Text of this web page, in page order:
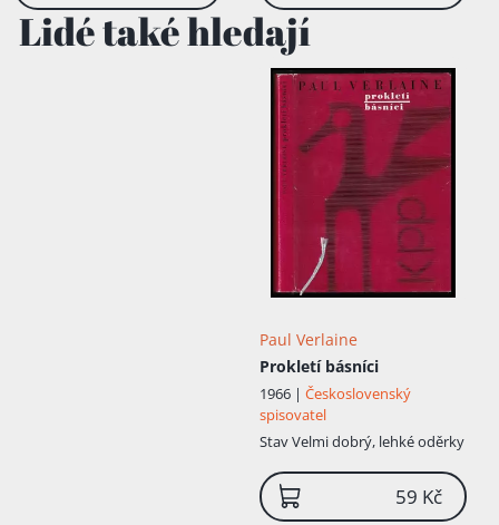
Lidé také hledají
Paul Verlaine
Prokletí básníci
1966 | Československý
spisovatel
StavVelmi dobrý, lehké oděrky
59 Kč